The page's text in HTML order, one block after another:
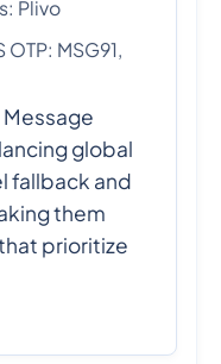
Plivo
MSG91,
global
fallback and
them
prioritize